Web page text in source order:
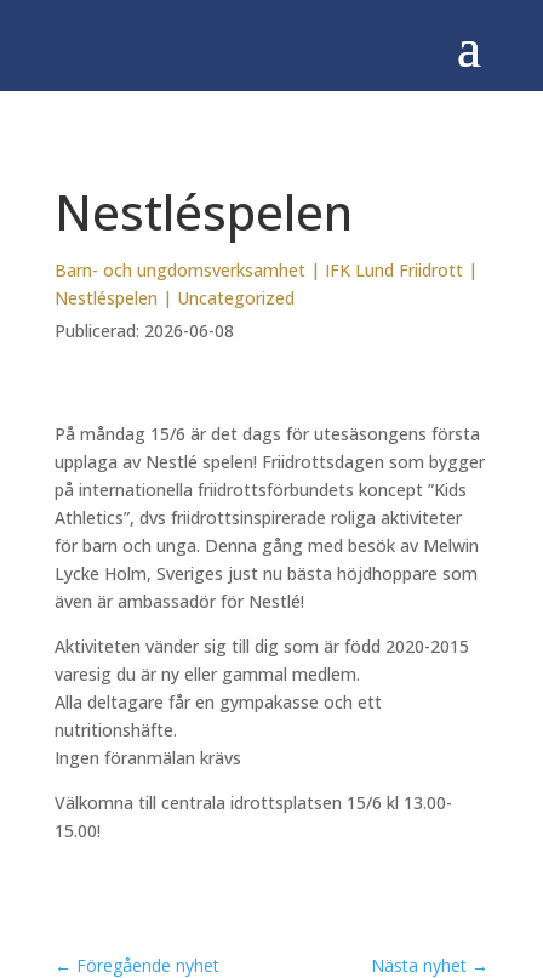
Nestléspelen
Barn- och ungdomsverksamhet| IFK Lund Friidrott|
Nestléspelen | Uncategorized
Publicerad: 2026-06-08
På måndag 15/6 är det dags för utesäsongens första
upplaga av Nestlé spelen! Friidrottsdagen som bygger
på internationella friidrottsförbundets koncept ”Kids
Athletics”, dvs friidrottsinspirerade roliga aktiviteter
för barn och unga. Denna gång med besök av Melwin
Lycke Holm, Sveriges just nu bästa höjdhoppare som
även är ambassadör för Nestlé!
Aktiviteten vänder sig till dig som är född 2020-2015
varesig du är ny eller gammal medlem.
Alla deltagare får en gympakasse och ett
nutritionshäfte.
Ingen föranmälan krävs
Välkomna till centrala idrottsplatsen 15/6 kl 13.00-
15.00!
← Föregående nyhet Nästa nyhet →